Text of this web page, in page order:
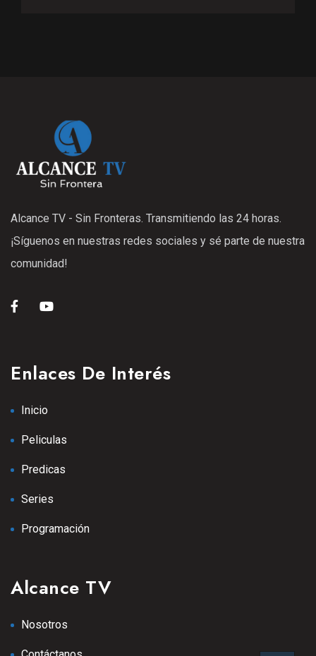
Alcance TV - Sin Fronteras. Transmitiendo las 24 horas.
¡Síguenos en nuestras redes sociales y sé parte de nuestra
comunidad!
Enlaces De Interés
Inicio
Peliculas
Predicas
Series
Programación
Alcance TV
Nosotros